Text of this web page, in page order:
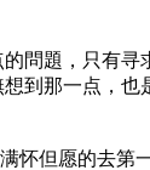
問題，只有
到那一点，
怀但愿的去